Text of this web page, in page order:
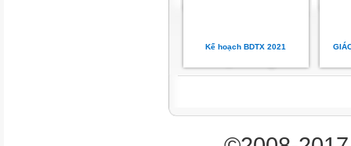
Kế hoạch BDTX 2021